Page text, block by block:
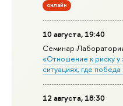
онлайн
10 августа, 19:40
Семинар
«Отношение к риску у
ситуациях, где
12 августа, 18:30